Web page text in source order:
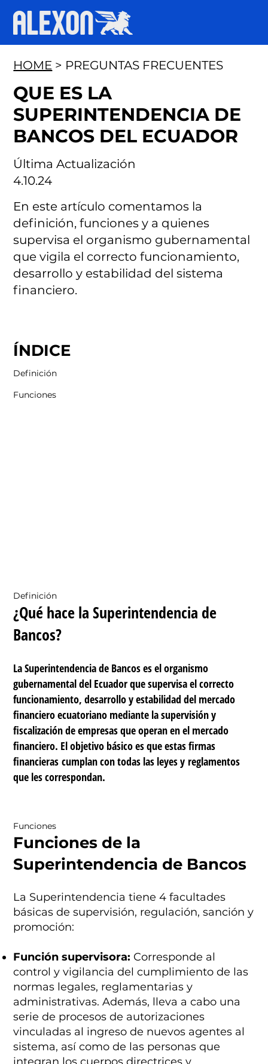
Funciones
Funciones de la
Superintendencia de Bancos
La Superintendencia tiene 4 facultades
básicas de supervisión, regulación, sanción y
promoción:
Función supervisora: Corresponde al
control y vigilancia del cumplimiento de las
normas legales, reglamentarias y
administrativas. Además, lleva a cabo una
serie de procesos de autorizaciones
vinculadas al ingreso de nuevos agentes al
sistema, así como de las personas que
Definición
¿Qué hace la Superintendencia de
Bancos?
La Superintendencia de Bancos es el organismo
gubernamental del Ecuador que supervisa el correcto
funcionamiento, desarrollo y estabilidad del mercado
financiero ecuatoriano mediante la supervisión y
fiscalización de empresas que operan en el mercado
financiero. El objetivo básico es que estas firmas
financieras cumplan con todas las leyes y reglamentos
que les correspondan.
ÍNDICE
Definición
Funciones
Última Actualización
4.10.24
HOME > PREGUNTAS FRECUENTES
QUE ES LA
SUPERINTENDENCIA DE
BANCOS DEL ECUADOR
En este artículo comentamos la
definición, funciones y a quienes
supervisa el organismo gubernamental
que vigila el correcto funcionamiento,
desarrollo y estabilidad del sistema
financiero.